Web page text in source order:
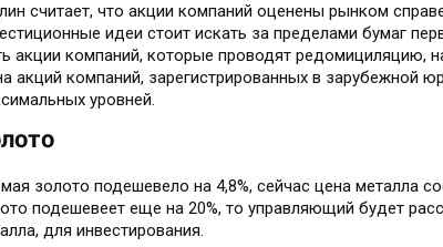
считает, что акции компаний оценены рынком
идеи стоит искать за пределами бумаг
акции компаний, которые проводят редомициляцию,
акций компаний, зарегистрированных в зарубежной
уровней.
золото подешевело на 4,8%, сейчас цена металла
подешевеет еще на 20%, то управляющий будет
для инвестирования.